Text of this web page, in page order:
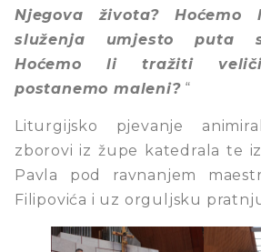
Njegova života?
služenja umjesto puta
Hoćemo li tražiti
postanemo maleni?“
Liturgijsko pjevanje
zborovi iz župe katedrala te
Pavla pod ravnanjem
Filipovića i uz orguljsku